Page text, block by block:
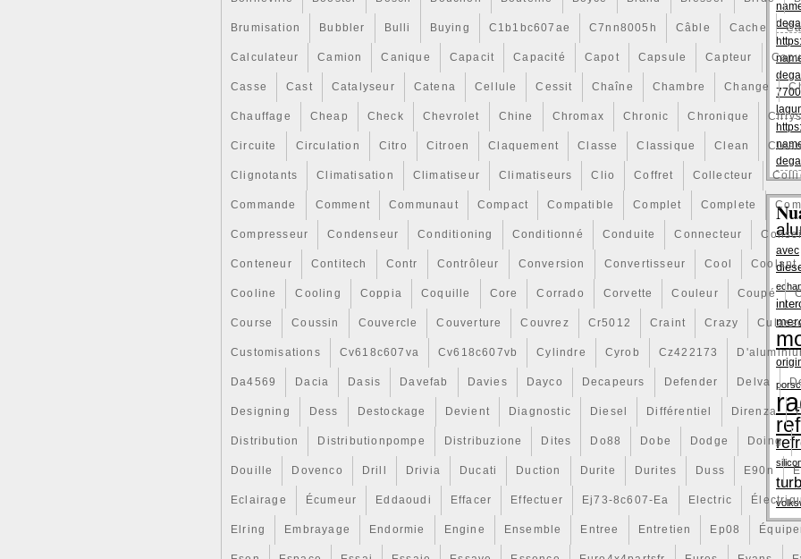
Brumisation Bubbler Bulli Buying C1b1bc607ae C7nn8005h Câble Cache
Calculateur Camion Canique Capacit Capacité Capot Capsule Capteur
Casse Cast Catalyseur Catena Cellule Cessit Chaîne Chambre Change
Chauffage Cheap Check Chevrolet Chine Chromax Chronic Chronique
Circuite Circulation Citro Citroen Claquement Classe Classique Clean
Clignotants Climatisation Climatiseur Climatiseurs Clio Coffret Collecteur
Commande Comment Communaut Compact Compatible Complet Complete
Compresseur Condenseur Conditioning Conditionné Conduite Connecteur
Conteneur Contitech Contr Contrôleur Conversion Convertisseur Cool Coolant
Cooline Cooling Coppia Coquille Core Corrado Corvette Couleur Coupé
Course Coussin Couvercle Couverture Couvrez Cr5012 Craint Crazy
Customisations Cv618c607va Cv618c607vb Cylindre Cyrob Cz422173
Da4569 Dacia Dasis Davefab Davies Dayco Decapeurs Defender Delva
Designing Dess Destockage Devient Diagnostic Diesel Différentiel Direnza
Distribution Distributionpompe Distribuzione Dites Do88 Dobe Dodge Doing
Douille Dovenco Drill Drivia Ducati Duction Durite Durites Duss E90n
Eclairage Écumeur Eddaoudi Effacer Effectuer Ej73-8c607-Ea Electric
Elring Embrayage Endormie Engine Ensemble Entree Entretien Ep08
avec